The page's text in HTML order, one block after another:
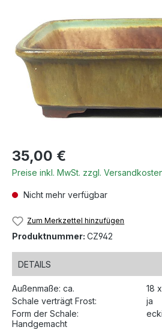
Regulärer Preis:
35,00 €
Preise inkl. MwSt. zzgl.
Nicht mehr verfügbar
Zum Merkzettel hinzufügen
Produktnummer: CZ942
DETAILS
Außenmaße: ca.
18
Schale verträgt Frost:
ja
Form der Schale:
Handgemacht